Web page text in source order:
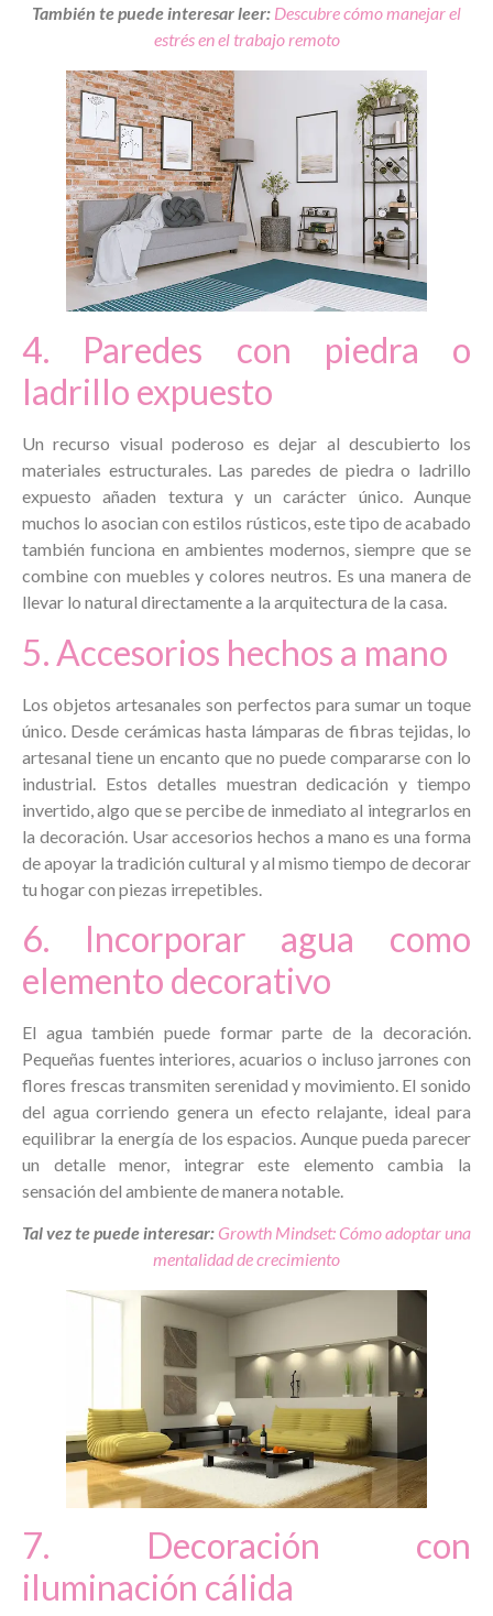
También te puede interesar leer: Descubre cómo manejar el
estrés en el trabajo remoto
4. Paredes con piedra o
ladrillo expuesto
Un recurso visual poderoso es dejar al descubierto los
materiales estructurales. Las paredes de piedra o ladrillo
expuesto añaden textura y un carácter único. Aunque
muchos lo asocian con estilos rústicos, este tipo de acabado
también funciona en ambientes modernos, siempre que se
combine con muebles y colores neutros. Es una manera de
llevar lo natural directamente a la arquitectura de la casa.
5. Accesorios hechos a mano
Los objetos artesanales son perfectos para sumar un toque
único. Desde cerámicas hasta lámparas de fibras tejidas, lo
artesanal tiene un encanto que no puede compararse con lo
industrial. Estos detalles muestran dedicación y tiempo
invertido, algo que se percibe de inmediato al integrarlos en
la decoración. Usar accesorios hechos a mano es una forma
de apoyar la tradición cultural y al mismo tiempo de decorar
tu hogar con piezas irrepetibles.
6. Incorporar agua como
elemento decorativo
El agua también puede formar parte de la decoración.
Pequeñas fuentes interiores, acuarios o incluso jarrones con
flores frescas transmiten serenidad y movimiento. El sonido
del agua corriendo genera un efecto relajante, ideal para
equilibrar la energía de los espacios. Aunque pueda parecer
un detalle menor, integrar este elemento cambia la
sensación del ambiente de manera notable.
Tal vez te puede interesar: Growth Mindset: Cómo adoptar una
mentalidad de crecimiento
7. Decoración con
iluminación cálida